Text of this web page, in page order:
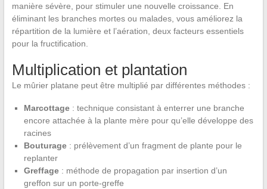
manière sévère, pour stimuler une nouvelle croissance. En
éliminant les branches mortes ou malades, vous améliorez la
répartition de la lumière et l’aération, deux facteurs essentiels
pour la fructification.
Multiplication et plantation
Le mûrier platane peut être multiplié par différentes méthodes :
Marcottage: technique consistant à enterrer une branche
encore attachée à la plante mère pour qu’elle développe des
racines
Bouturage: prélèvement d’un fragment de plante pour le
replanter
Greffage: méthode de propagation par insertion d’un
greffon sur un porte-greffe